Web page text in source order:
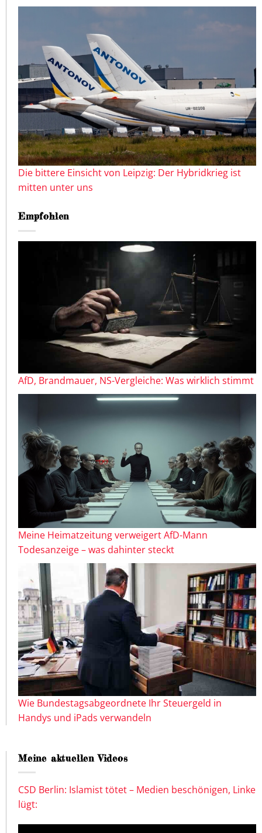
Die bittere Einsicht von Leipzig: Der Hybridkrieg ist
mitten unter uns
Empfohlen
AfD, Brandmauer, NS-Vergleiche: Was wirklich stimmt
Meine Heimatzeitung verweigert AfD-Mann
Todesanzeige – was dahinter steckt
Wie Bundestagsabgeordnete Ihr Steuergeld in
Handys und iPads verwandeln
Meine aktuellen Videos
CSD Berlin: Islamist tötet – Medien beschönigen, Linke
lügt: